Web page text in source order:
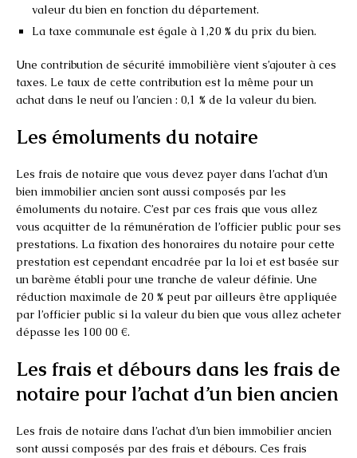
valeur du bien en fonction du département.
La taxe communale est égale à 1,20 % du prix du bien.
Une contribution de sécurité immobilière vient s’ajouter à ces
taxes. Le taux de cette contribution est la même pour un
achat dans le neuf ou l’ancien : 0,1 % de la valeur du bien.
Les émoluments du notaire
Les frais de notaire que vous devez payer dans l’achat d’un
bien immobilier ancien sont aussi composés par les
émoluments du notaire. C’est par ces frais que vous allez
vous acquitter de la rémunération de l’officier public pour ses
prestations. La fixation des honoraires du notaire pour cette
prestation est cependant encadrée par la loi et est basée sur
un barème établi pour une tranche de valeur définie. Une
réduction maximale de 20 % peut par ailleurs être appliquée
par l’officier public si la valeur du bien que vous allez acheter
dépasse les 100 00 €.
Les frais et débours dans les frais de
notaire pour l’achat d’un bien ancien
Les frais de notaire dans l’achat d’un bien immobilier ancien
sont aussi composés par des frais et débours. Ces frais